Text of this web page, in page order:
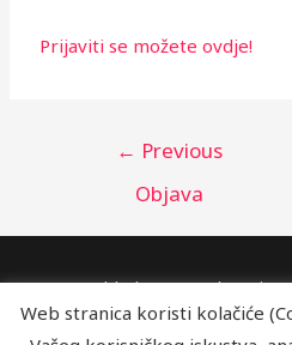
Prijaviti se možete ovdje!
← Previous
Objava
Zaklada MIOC Alumni,
Web stranica koristi kolačiće